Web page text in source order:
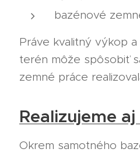
bazénové
Práve kvalitný výkop
terén môže spôsobiť
zemné práce
Realizujeme
Okrem samotného